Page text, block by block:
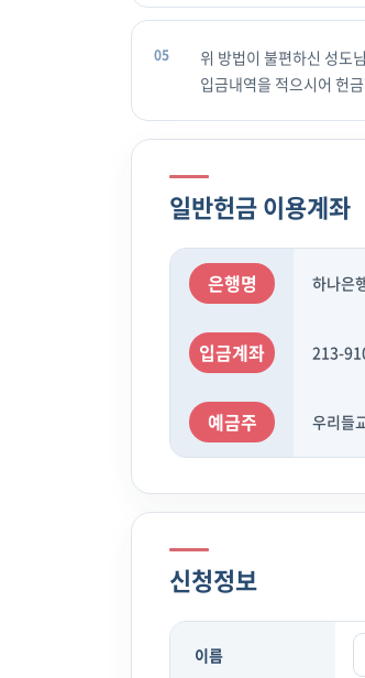
위 방법이 불편하신 성도
입금내역을 적으시어 헌
일반헌금 이용계좌
은행명 하나은
입금계좌 213-
예금주 우리들
신청정보
이름